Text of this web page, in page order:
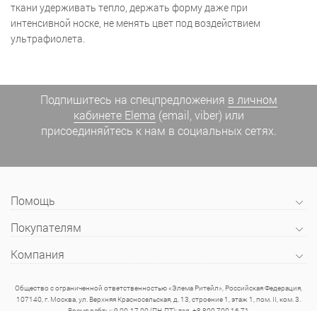
ткани удерживать тепло, держать форму даже при
интенсивной носке, не менять цвет под воздействием
ультрафиолета.
Подпишитесь на спецпредложения в личном
кабинете Elema (email, viber) или
присоединяйтесь к нам в социальных сетях.
Помощь
Покупателям
Компания
Общество с ограниченной ответственностью «Элема Ритейл», Российская Федерация,
107140, г. Москва, ул. Верхняя Красносельская, д. 13, строение 1, этаж 1, пом. II, ком. 3.